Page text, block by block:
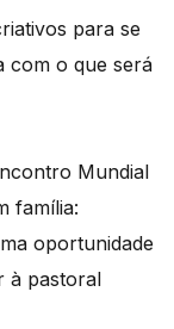
para se
com o que será
Mundial
família:
oportunidade
à pastoral